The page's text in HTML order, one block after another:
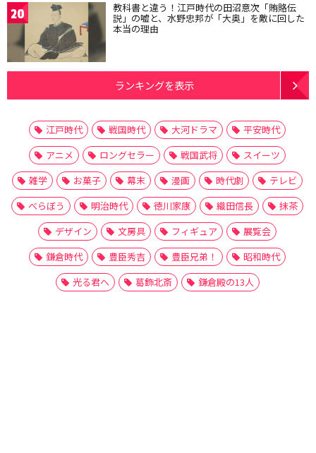
20 教科書と違う！江戸時代の田沼意次「賄賂伝
説」の嘘と、水野忠邦が「大奥」を敵に回した
本当の理由
ランキングを表示
江戸時代 戦国時代 大河ドラマ
平安時代
アニメ
ロングセラー 戦国武将
スイーツ
雑学
お菓子 幕末 漫画 時代劇
テレビ
べらぼう
明治時代 徳川家康 織田信長
抹茶
デザイン
文房具 フィギュア
展覧会
鎌倉時代
豊臣秀吉 豊臣兄弟！
昭和時代
光る君へ
葛飾北斎 鎌倉殿の13人